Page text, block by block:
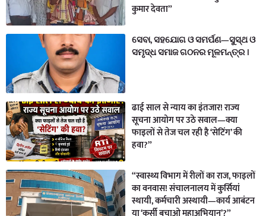
कुमार देवता”
ସେବା, ସହଯୋଗ ଓ ସମର୍ପଣ—ସୁସ୍ଥ ଓ
ସମୃଦ୍ଧ ସମାଜ ଗଠନର ମୂଳମନ୍ତ୍ର ।
ढाई साल से न्याय का इंतजार! राज्य
सूचना आयोग पर उठे सवाल—क्या
फाइलों से तेज चल रही है ‘सेटिंग’ की
हवा?”
“स्वास्थ्य विभाग में रीलों का राज, फाइलों
का वनवास! संचालनालय में कुर्सियां
स्थायी, कर्मचारी अस्थायी—कार्य आबंटन